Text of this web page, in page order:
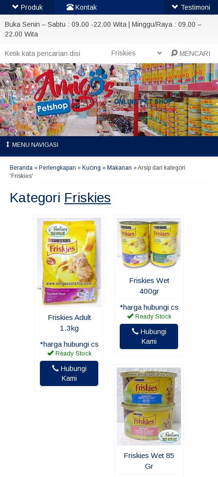
Buka Senin – Sabtu : 09.00 -22.00 Wita | Minggu/Raya : 09.00 –
22.00 Wita
MENCARI
MENU NAVIGASI
Beranda » Perlengkapan » Kucing » Makanan »Arsip dari kategori
'Friskies'
Kategori Friskies
Friskies Adult
1.3kg
*harga hubungi cs
Ready Stock
Hubungi
Kami
Friskies Wet
400gr
*harga hubungi cs
Ready Stock
Hubungi
Kami
Friskies Wet 85
Gr
Produk Kontak Testimoni